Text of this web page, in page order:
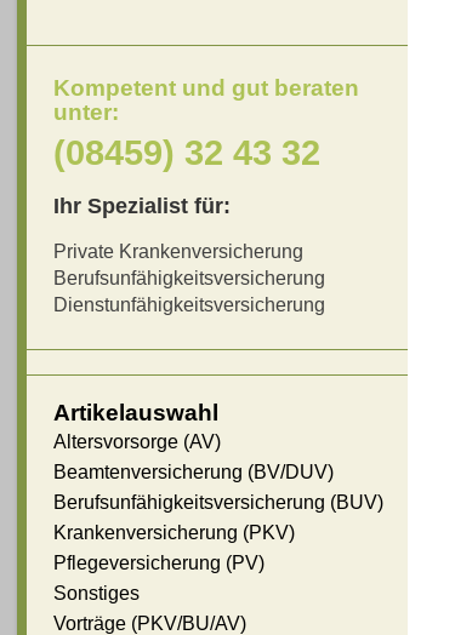
Kompetent und gut beraten
unter:
(08459) 32 43 32
Ihr Spezialist für:
Private Krankenversicherung
Berufsunfähigkeitsversicherung
Dienstunfähigkeitsversicherung
Artikelauswahl
Altersvorsorge (AV)
Beamtenversicherung (BV/DUV)
Berufsunfähigkeitsversicherung (BUV)
Krankenversicherung (PKV)
Pflegeversicherung (PV)
Sonstiges
Vorträge (PKV/BU/AV)